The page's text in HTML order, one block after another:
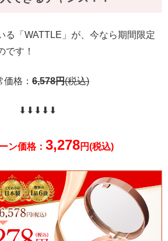
る「WATTLE」が、今なら期間限定
です！
価格： 6,578円(税込)
⬇︎⬇︎⬇︎⬇︎⬇︎
ン価格： 3,278円(税込)